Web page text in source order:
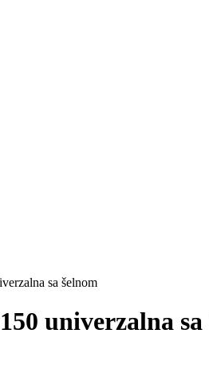
sa šelnom
univerzalna sa